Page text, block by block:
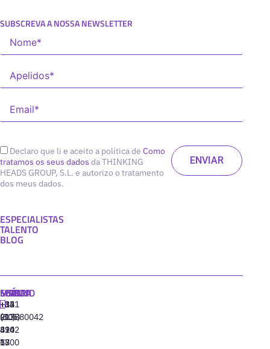
SUBSCREVA A NOSSA NEWSLETTER
Declaro que li e aceito a política de Como
tratamos os seus dados da THINKING
HEADS GROUP, S.L. e autorizo o tratamento
dos meus dados.
ESPECIALISTAS
TALENTO
BLOG
MADRID
+34
91
310
77
MIAMI
+1
(305)
424
13
SEÚL
+82
(10)
8942
6800
LISBOA
‪+351
213880042